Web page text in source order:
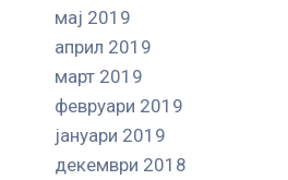
мај 2019
април 2019
март 2019
февруари 2019
јануари 2019
декември 2018